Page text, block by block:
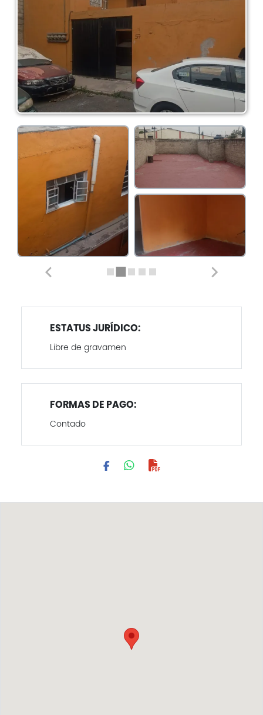
ESTATUS JURÍDICO:
Libre de gravamen
FORMAS DE PAGO:
Contado